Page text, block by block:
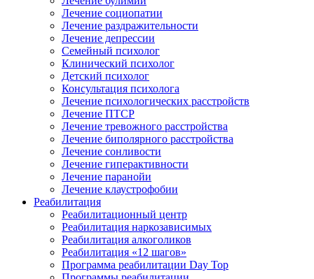
Лечение социопатии
Лечение раздражительности
Лечение депрессии
Семейный психолог
Клинический психолог
Детский психолог
Консультация психолога
Лечение психологических расстройств
Лечение ПТСР
Лечение тревожного расстройства
Лечение биполярного расстройства
Лечение сонливости
Лечение гиперактивности
Лечение паранойи
Лечение клаустрофобии
Реабилитация
Реабилитационный центр
Реабилитация наркозависимых
Реабилитация алкоголиков
Реабилитация «12 шагов»
Программа реабилитации Day Top